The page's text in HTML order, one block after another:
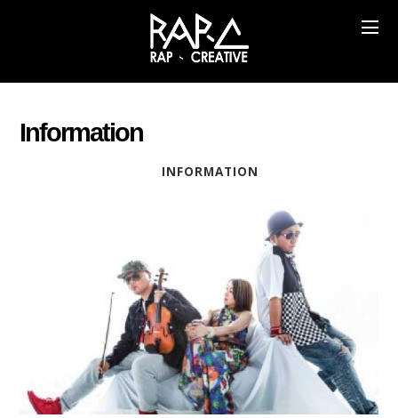
Information
INFORMATION